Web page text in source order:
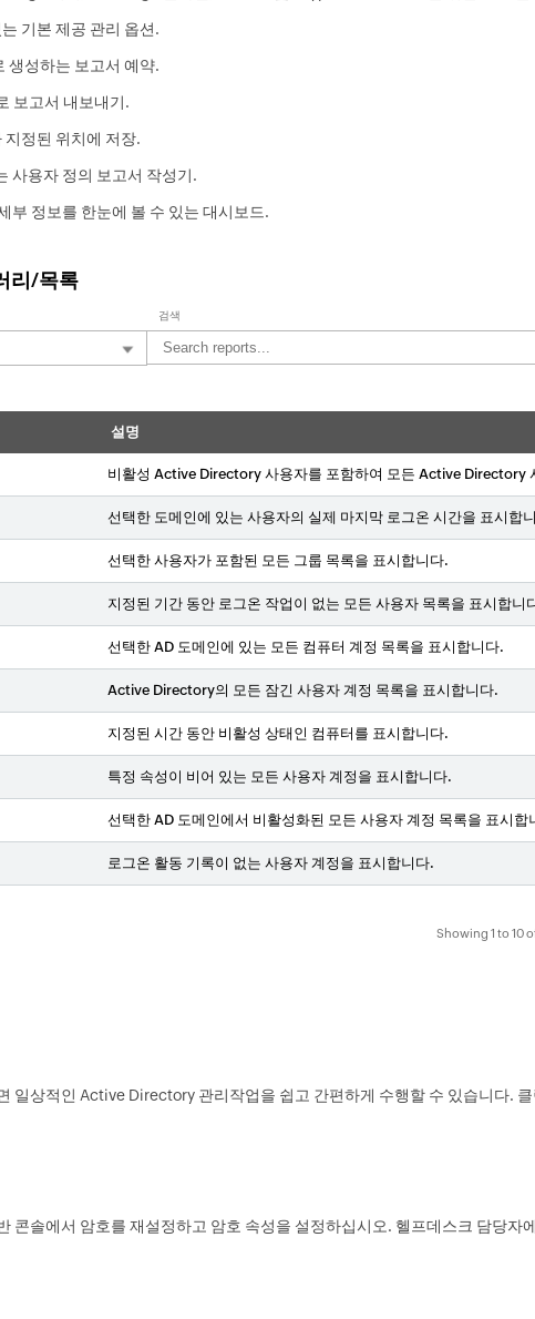
기본 제공 관리 옵션.
생성하는 보고서 예약.
보고서 내보내기.
정된 위치에 저장.
사용자 정의 보고서 작성기.
정보를 한눈에 볼 수 있는 대시보드.
리/목록
검색
설명
비활성 Active Directory 사용자를 포함하여 모든 Active Directory
선택한 도메인에 있는 사용자의 실제 마지막 로그온 시간을 표시합
선택한 사용자가 포함된 모든 그룹 목록을 표시합니다.
지정된 기간 동안 로그온 작업이 없는 모든 사용자 목록을 표시합니
선택한 AD 도메인에 있는 모든 컴퓨터 계정 목록을 표시합니다.
Active Directory의 모든 잠긴 사용자 계정 목록을 표시합니다.
지정된 시간 동안 비활성 상태인 컴퓨터를 표시합니다.
특정 속성이 비어 있는 모든 사용자 계정을 표시합니다.
선택한 AD 도메인에서 비활성화된 모든 사용자 계정 목록을 표시합
로그온 활동 기록이 없는 사용자 계정을 표시합니다.
Showing 1 to 10
일상적인 Active Directory 관리작업을 쉽고 간편하게 수행할 수 있습니다.
콘솔에서 암호를 재설정하고 암호 속성을 설정하십시오. 헬프데스크 담당자